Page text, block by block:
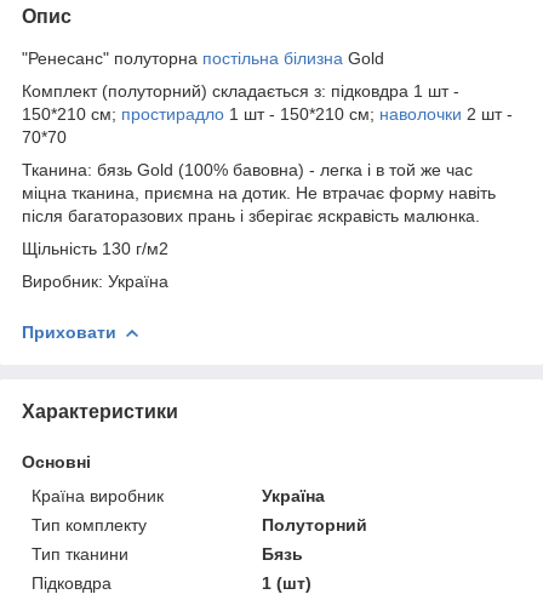
Опис
"Ренесанс" полуторна постільна білизна Gold
Комплект (полуторний) складається з: підковдра 1 шт -
150*210 см; простирадло 1 шт - 150*210 см; наволочки 2 шт -
70*70
Тканина: бязь Gold (100% бавовна) - легка і в той же час
міцна тканина, приємна на дотик. Не втрачає форму навіть
після багаторазових прань і зберігає яскравість малюнка.
Щільність 130 г/м2
Виробник: Україна
Приховати
Характеристики
Основні
Країна виробник
Україна
Тип комплекту
Полуторний
Тип тканини
Бязь
Підковдра
1 (шт)